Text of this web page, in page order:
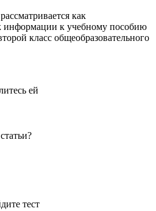
как
информации к учебному пособию
класс общеобразовательного
ей
тест